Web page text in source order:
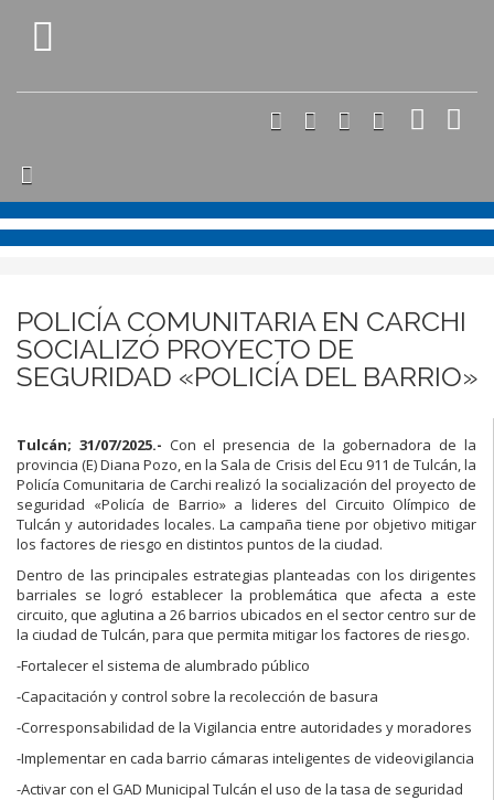
POLICÍA COMUNITARIA EN CARCHI
SOCIALIZÓ PROYECTO DE
SEGURIDAD «POLICÍA DEL BARRIO»
Tulcán; 31/07/2025.- Con el presencia de la gobernadora de la
provincia (E) Diana Pozo, en la Sala de Crisis del Ecu 911 de Tulcán, la
Policía Comunitaria de Carchi realizó la socialización del proyecto de
seguridad «Policía de Barrio» a lideres del Circuito Olímpico de
Tulcán y autoridades locales. La campaña tiene por objetivo mitigar
los factores de riesgo en distintos puntos de la ciudad.
Dentro de las principales estrategias planteadas con los dirigentes
barriales se logró establecer la problemática que afecta a este
circuito, que aglutina a 26 barrios ubicados en el sector centro sur de
la ciudad de Tulcán, para que permita mitigar los factores de riesgo.
-Fortalecer el sistema de alumbrado público
-Capacitación y control sobre la recolección de basura
-Corresponsabilidad de la Vigilancia entre autoridades y moradores
-Implementar en cada barrio cámaras inteligentes de videovigilancia
-Activar con el GAD Municipal Tulcán el uso de la tasa de seguridad